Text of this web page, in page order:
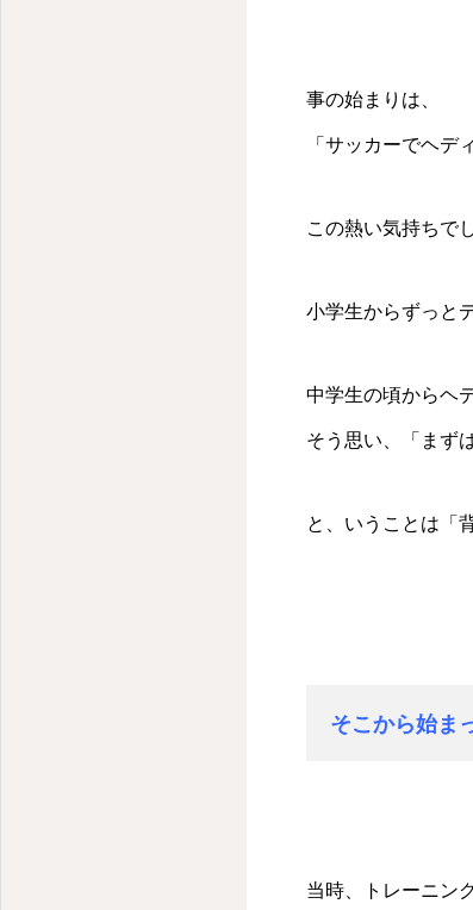
事の始まりは、
「サッカーでヘデ
この熱い気持ちで
小学生からずっと
中学生の頃からヘ
そう思い、「まず
と、いうことは「
そこから始ま
当時、トレーニン